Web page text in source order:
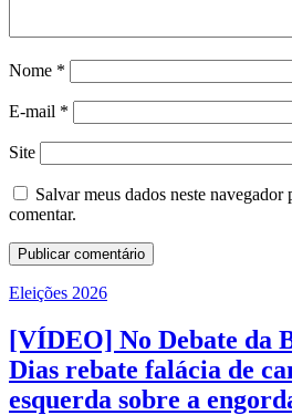
Nome *
E-mail *
Site
Salvar meus dados neste
comentar.
Eleições 2026
[VÍDEO] No Debate da
Dias rebate falácia de
esquerda sobre a